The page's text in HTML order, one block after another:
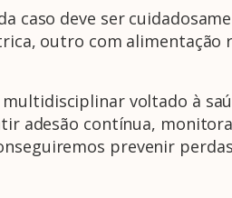
caso deve ser
outro com alimentação
voltado à
adesão contínua,
prevenir